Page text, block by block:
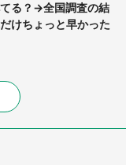
る？→全国調査の結
けちょっと早かった